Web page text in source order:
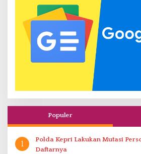
Populer
1
Polda Kepri Lakukan Mutasi
Daftarnya